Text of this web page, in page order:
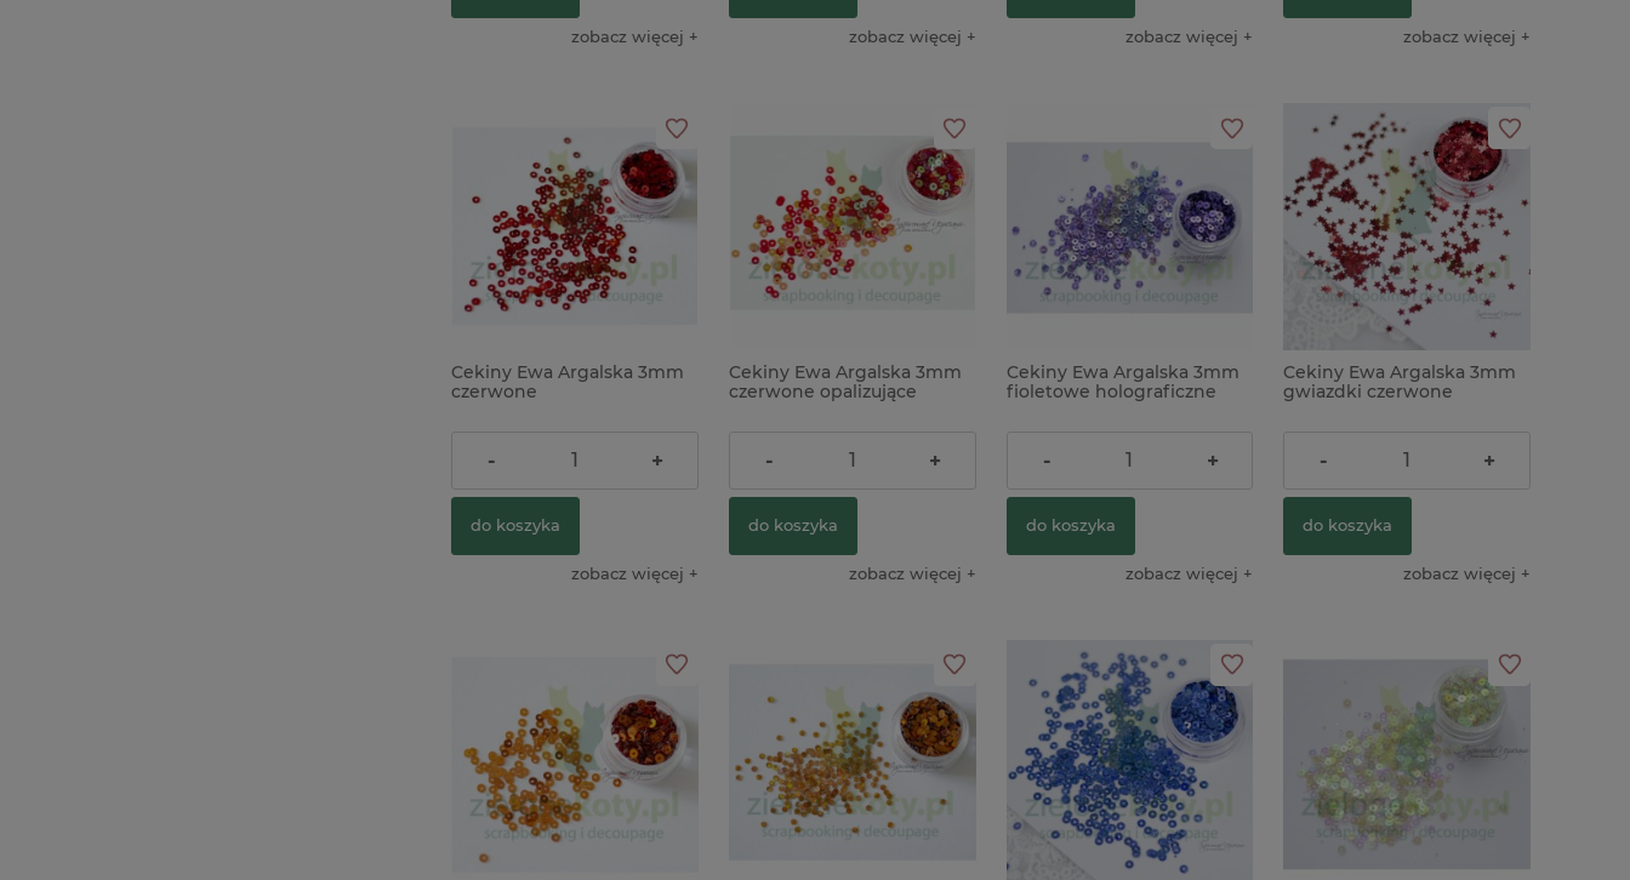
zobacz więcej zobacz więcej zobacz więcej zobacz więcej
Cekiny Ewa Argalska 3mm
czerwone
5,90 zł
- +
do koszyka
zobacz więcej
Cekiny Ewa Argalska 3mm
czerwone opalizujące
5,90 zł
- +
do koszyka
zobacz więcej
Cekiny Ewa Argalska 3mm
fioletowe holograficzne
5,90 zł
- +
do koszyka
zobacz więcej
Cekiny Ewa Argalska 3mm
gwiazdki czerwone
5,90 zł
- +
do koszyka
zobacz więcej